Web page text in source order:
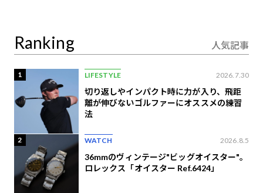
Ranking 人気記事
1 LIFESTYLE 2026.7.30
切り返しやインパクト時に力が入り、飛距
離が伸びないゴルファーにオススメの練習
法
2 WATCH 2026.8.5
36mmのヴィンテージ"ビッグオイスター"。
ロレックス「オイスター Ref.6424」